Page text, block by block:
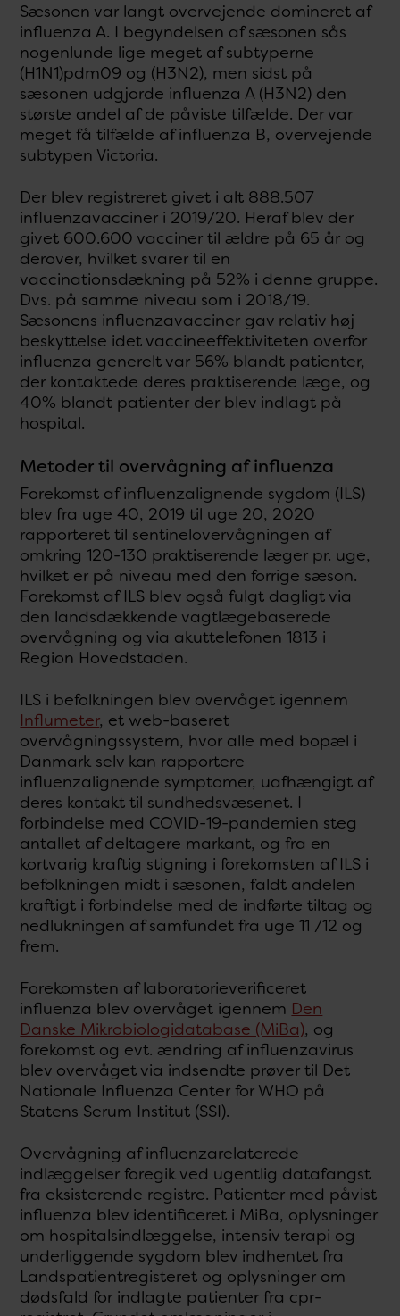
Sæsonen var langt overvejende domineret af
influenza A. I begyndelsen af sæsonen sås
nogenlunde lige meget af subtyperne
(H1N1)pdm09 og (H3N2), men sidst på
sæsonen udgjorde influenza A (H3N2) den
største andel af de påviste tilfælde. Der var
meget få tilfælde af influenza B, overvejende
subtypen Victoria.
Der blev registreret givet i alt 888.507
influenzavacciner i 2019/20. Heraf blev der
givet 600.600 vacciner til ældre på 65 år og
derover, hvilket svarer til en
vaccinationsdækning på 52% i denne gruppe.
Dvs. på samme niveau som i 2018/19.
Sæsonens influenzavacciner gav relativ høj
beskyttelse idet vaccineeffektiviteten overfor
influenza generelt var 56% blandt patienter,
der kontaktede deres praktiserende læge, og
40% blandt patienter der blev indlagt på
hospital.
Metoder til overvågning af influenza
Forekomst af influenzalignende sygdom (ILS)
blev fra uge 40, 2019 til uge 20, 2020
rapporteret til sentinelovervågningen af
omkring 120-130 praktiserende læger pr. uge,
hvilket er på niveau med den forrige sæson.
Forekomst af ILS blev også fulgt dagligt via
den landsdækkende vagtlægebaserede
overvågning og via akuttelefonen 1813 i
Region Hovedstaden.
ILS i befolkningen blev overvåget igennem
Influmeter, et web-baseret
overvågningssystem, hvor alle med bopæl i
Danmark selv kan rapportere
influenzalignende symptomer, uafhængigt af
deres kontakt til sundhedsvæsenet. I
forbindelse med COVID-19-pandemien steg
antallet af deltagere markant, og fra en
kortvarig kraftig stigning i forekomsten af ILS i
befolkningen midt i sæsonen, faldt andelen
kraftigt i forbindelse med de indførte tiltag og
nedlukningen af samfundet fra uge 11 /12 og
frem.
Forekomsten af laboratorieverificeret
influenza blev overvåget igennem Den
Danske Mikrobiologidatabase (MiBa), og
forekomst og evt. ændring af influenzavirus
blev overvåget via indsendte prøver til Det
Nationale Influenza Center for WHO på
Statens Serum Institut (SSI).
Overvågning af influenzarelaterede
indlæggelser foregik ved ugentlig datafangst
fra eksisterende registre. Patienter med påvist
influenza blev identificeret i MiBa, oplysninger
om hospitalsindlæggelse, intensiv terapi og
underliggende sygdom blev indhentet fra
Landspatientregisteret og oplysninger om
dødsfald for indlagte patienter fra cpr-